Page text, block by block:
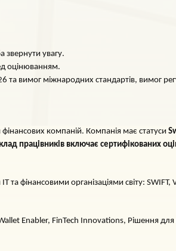
звернути увагу.
оцінюванням.
та вимог міжнародних стандартів, вимог
компаній. Компанія має статуси
працівників включає сертифікованих
та фінансовими організаціями світу:
Enabler, FinTech Innovations, Рішення для